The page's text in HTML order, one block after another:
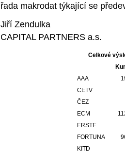
řada makrodat týkající se
Jiří Zendulka
CAPITAL PARTNERS a.s.
Celkové
AAA
CETV
ČEZ
ECM
ERSTE
FORTUNA
KITD